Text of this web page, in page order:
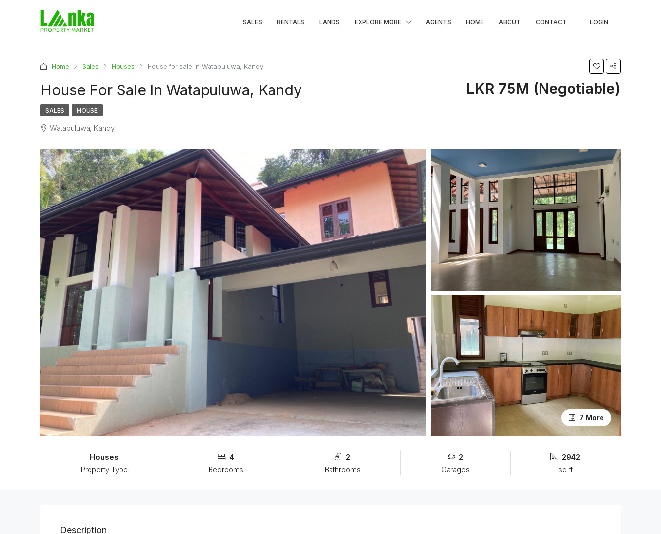
SALES RENTALS LANDS EXPLORE MORE AGENTS HOME ABOUT CONTACT LOGIN
Home Sales Houses House for sale in Watapuluwa, Kandy
House For Sale In Watapuluwa, Kandy LKR 75M (Negotiable)
SALES HOUSE
Watapuluwa, Kandy
7 More
Houses
Property Type
4
Bedrooms
2
Bathrooms
2
Garages
2942
sq ft
Description